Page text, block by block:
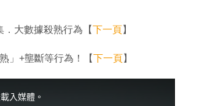
大數據殺熟行為【下一頁】
」+壟斷等行為！【下一頁】
入媒體。